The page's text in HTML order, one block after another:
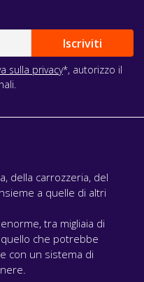
sulla privacy*, autorizzo il
della carrozzeria, del
a quelle di altri
tra migliaia di
che potrebbe
con un sistema di